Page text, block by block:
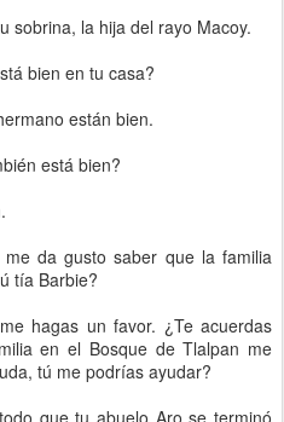
sobrina, la hija del rayo Macoy.
bien en tu casa?
están bien.
está bien?
da gusto saber que la familia
tía Barbie?
hagas un favor. ¿Te acuerdas
en el Bosque de Tlalpan me
tú me podrías ayudar?
que tu abuelo Aro se terminó